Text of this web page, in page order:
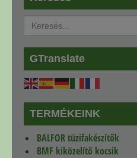
GTranslate
TERMÉKEINK
BALFOR tüzifakészítők
BMF kiközelítő kocsik